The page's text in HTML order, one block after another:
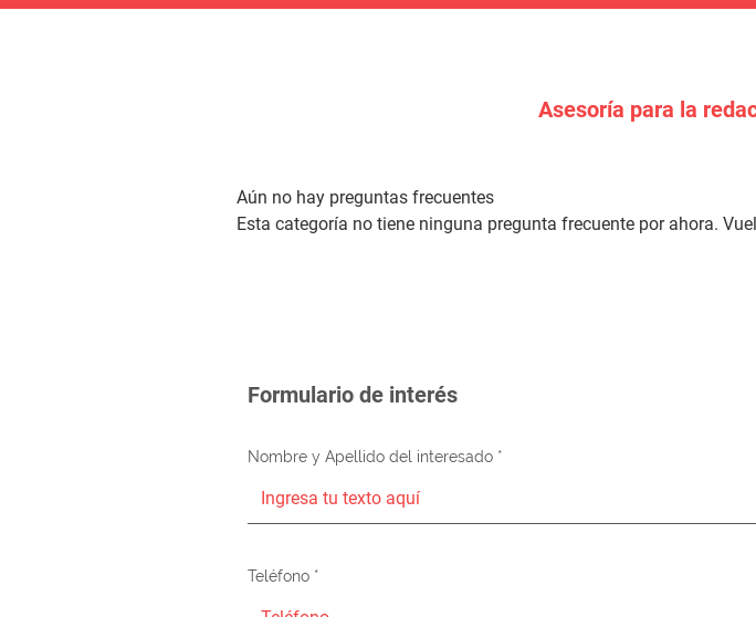
Asesoría para la
Aún no hay preguntas frecuentes
Esta categoría no tiene ninguna pregunta frecuente por ahora.
Formulario de interés
Nombre y Apellido del interesado
Teléfono